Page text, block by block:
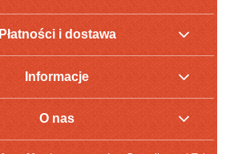
Płatności i dostawa
Informacje
O nas